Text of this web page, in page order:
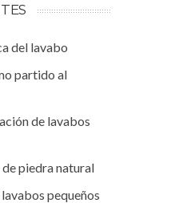
del lavabo
partido al
de lavabos
de piedra natural
pequeños